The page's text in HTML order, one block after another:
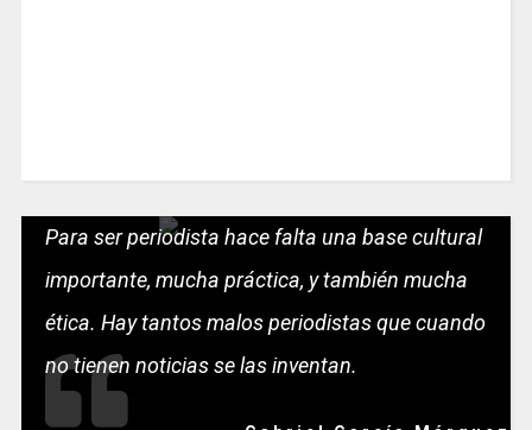
Para ser periodista hace falta una base cultural
importante, mucha práctica, y también mucha
ética. Hay tantos malos periodistas que cuando
no tienen noticias se las inventan.